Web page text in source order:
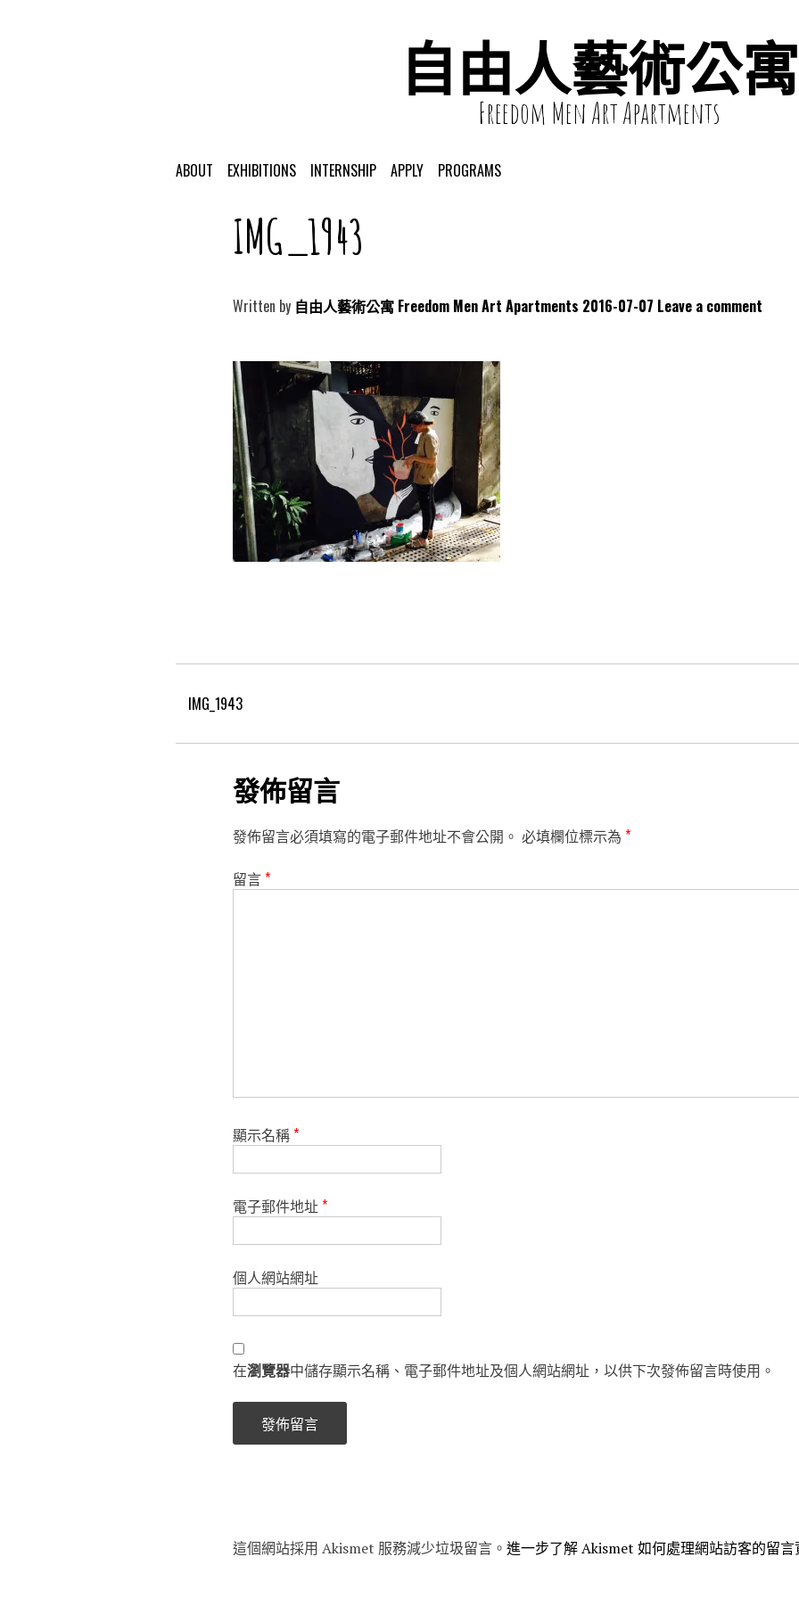
自由人藝術公寓
Freedom Men Art Apartments
ABOUT EXHIBITIONS INTERNSHIP APPLY PROGRAMS
IMG_1943
Written by 自由人藝術公寓 Freedom Men Art Apartments 2016-07-07 Leave a comment
IMG_1943
發佈留言
發佈留言必須填寫的電子郵件地址不會公開。 必填欄位標示為 *
留言*
顯示名稱*
電子郵件地址*
個人網站網址
在瀏覽器中儲存顯示名稱、電子郵件地址及個人網站網址，以供下次發佈留言時使用。
這個網站採用 Akismet 服務減少垃圾留言。 進一步了解 Akismet 如何處理網站訪客的留言